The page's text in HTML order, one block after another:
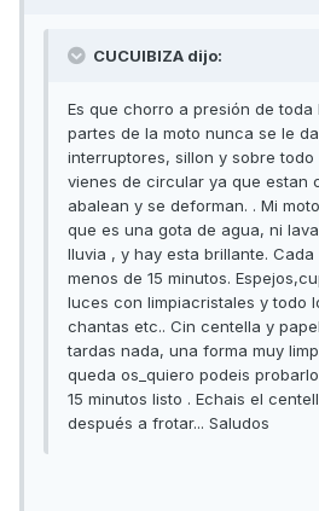
CUCUIBIZA dijo:
Es que chorro a presión de
partes de la moto nunca se le
interruptores, sillon y sobre
vienes de circular ya que estan
abalean y se deforman. . Mi
que es una gota de agua, ni
lluvia , y hay esta brillante.
menos de 15 minutos.
luces con limpiacristales y todo
chantas etc.. Cin centella y
tardas nada, una forma muy
queda os_quiero podeis
15 minutos listo . Echais el
después a frotar... Saludos